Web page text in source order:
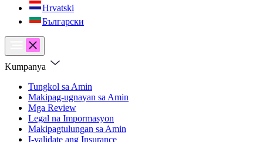
Hrvatski
Български
Kumpanya
Tungkol sa Amin
Makipag-ugnayan sa Amin
Mga Review
Legal na Impormasyon
Makipagtulungan sa Amin
I-validate ang Insurance